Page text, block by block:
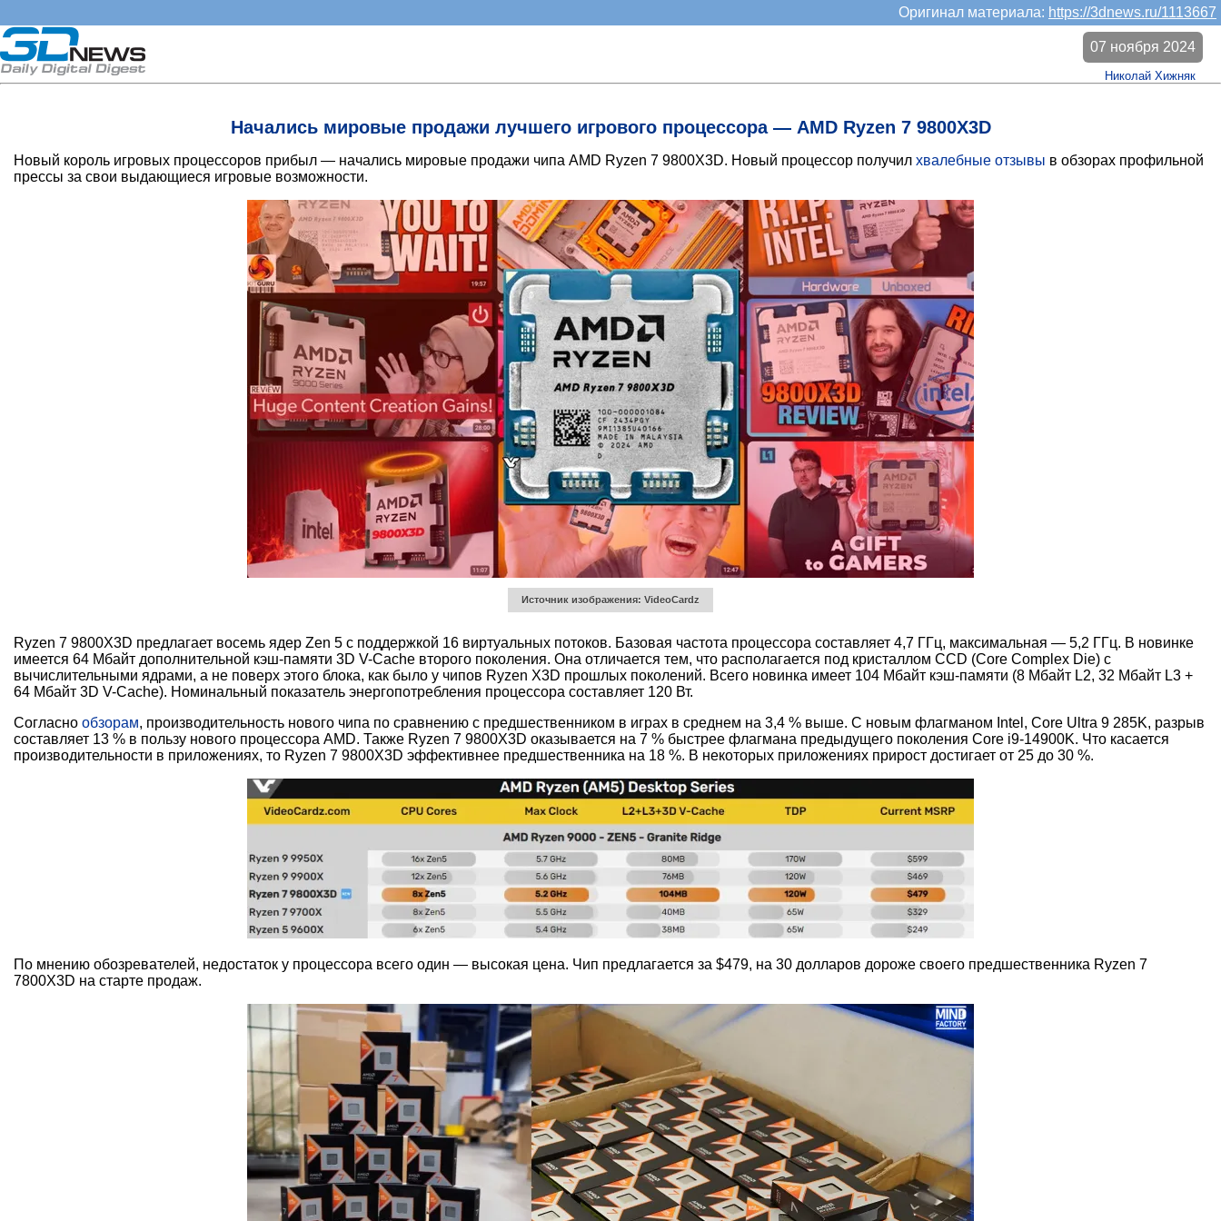
Оригинал материала: https://3dnews.ru/1113667
Начались мировые продажи лучшего игрового процессора — AMD Ryzen 7 9800X3D
07 ноября 2024
Николай Хижняк
Новый король игровых процессоров прибыл — начались мировые продажи чипа AMD Ryzen 7 9800X3D. Новый процессор получил хвалебные отзывы в обзорах профильной
прессы за свои выдающиеся игровые возможности.
Источник изображения: VideoCardz
Ryzen 7 9800X3D предлагает восемь ядер Zen 5 с поддержкой 16 виртуальных потоков. Базовая частота процессора составляет 4,7 ГГц, максимальная — 5,2 ГГц. В новинке
имеется 64 Мбайт дополнительной кэш-памяти 3D V-Cache второго поколения. Она отличается тем, что располагается под кристаллом CCD (Core Complex Die) с
вычислительными ядрами, а не поверх этого блока, как было у чипов Ryzen X3D прошлых поколений. Всего новинка имеет 104 Мбайт кэш-памяти (8 Мбайт L2, 32 Мбайт L3 +
64 Мбайт 3D V-Cache). Номинальный показатель энергопотребления процессора составляет 120 Вт.
Согласно обзорам, производительность нового чипа по сравнению с предшественником в играх в среднем на 3,4 % выше. С новым флагманом Intel, Core Ultra 9 285K, разрыв
составляет 13 % в пользу нового процессора AMD. Также Ryzen 7 9800X3D оказывается на 7 % быстрее флагмана предыдущего поколения Core i9-14900K. Что касается
производительности в приложениях, то Ryzen 7 9800X3D эффективнее предшественника на 18 %. В некоторых приложениях прирост достигает от 25 до 30 %.
По мнению обозревателей, недостаток у процессора всего один — высокая цена. Чип предлагается за $479, на 30 долларов дороже своего предшественника Ryzen 7
7800X3D на старте продаж.